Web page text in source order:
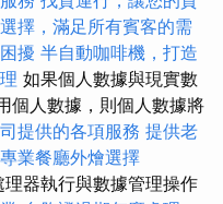
擇，滿足所有賓客的需
擾 半自動咖啡機，打造
如果個人數據與現實數
個人數據，則個人數據將
提供的各項服務 提供老
專業餐廳外燴選擇
器執行與數據管理操作